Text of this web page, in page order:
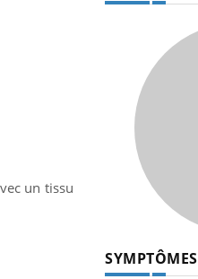
un tissu
SYMPTÔMES